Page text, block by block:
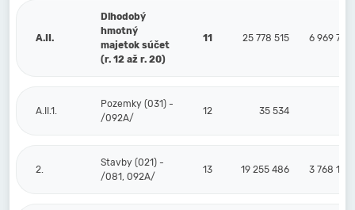
A.II.
Dlhodobý
hmotný
majetok súčet
(r. 12 až r. 20)
11 25 778 515 6 969 701
A.II.1.
Pozemky (031) -
/092A/
12 35 534
2.
Stavby (021) -
/081, 092A/
13 19 255 486 3 768 125